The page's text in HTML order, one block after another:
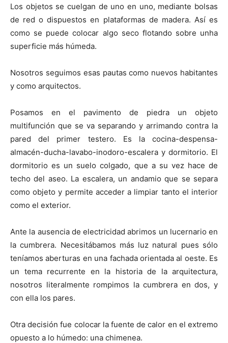
Los objetos se cuelgan de uno en uno, mediante bolsas
de red o dispuestos en plataformas de madera. Así es
como se puede colocar algo seco flotando sobre unha
superficie más húmeda.
Nosotros seguimos esas pautas como nuevos habitantes
y como arquitectos.
Posamos en el pavimento de piedra un objeto
multifunción que se va separando y arrimando contra la
pared del primer testero. Es la cocina-despensa-
almacén-ducha-lavabo-inodoro-escalera y dormitorio. El
dormitorio es un suelo colgado, que a su vez hace de
techo del aseo. La escalera, un andamio que se separa
como objeto y permite acceder a limpiar tanto el interior
como el exterior.
Ante la ausencia de electricidad abrimos un lucernario en
la cumbrera. Necesitábamos más luz natural pues sólo
teníamos aberturas en una fachada orientada al oeste. Es
un tema recurrente en la historia de la arquitectura,
nosotros literalmente rompimos la cumbrera en dos, y
con ella los pares.
Otra decisión fue colocar la fuente de calor en el extremo
opuesto a lo húmedo: una chimenea.